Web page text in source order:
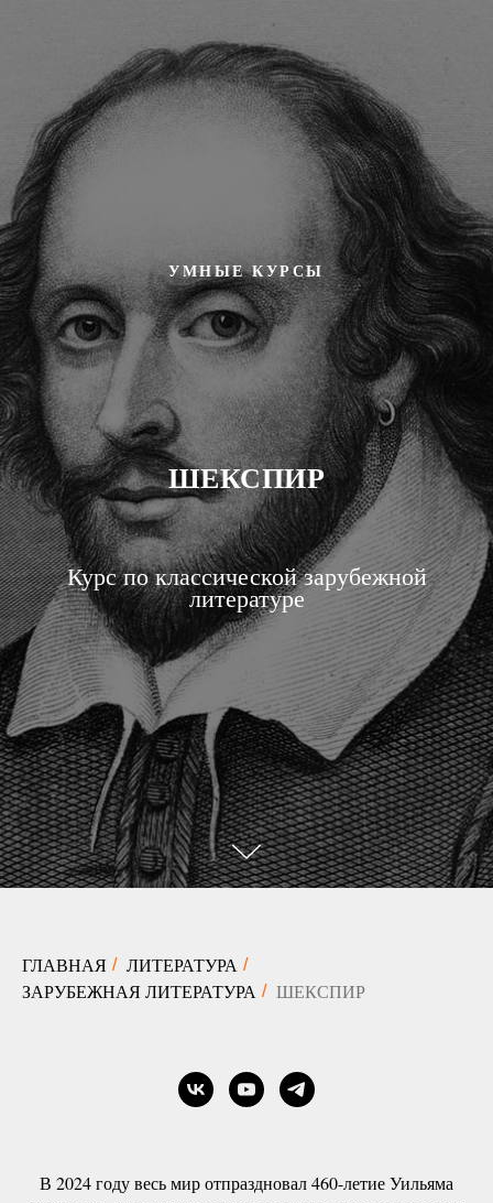
УМНЫЕ КУРСЫ
ШЕКСПИР
Курс по классической зарубежной
литературе
ГЛАВНАЯ / ЛИТЕРАТУРА /
ЗАРУБЕЖНАЯ ЛИТЕРАТУРА / ШЕКСПИР
В 2024 году весь мир отпраздновал 460-летие Уильяма